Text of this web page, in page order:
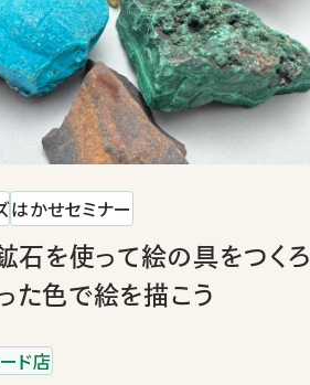
はかせセミナー
を使って絵の具をつくろ
った色で絵を描こう
ド店